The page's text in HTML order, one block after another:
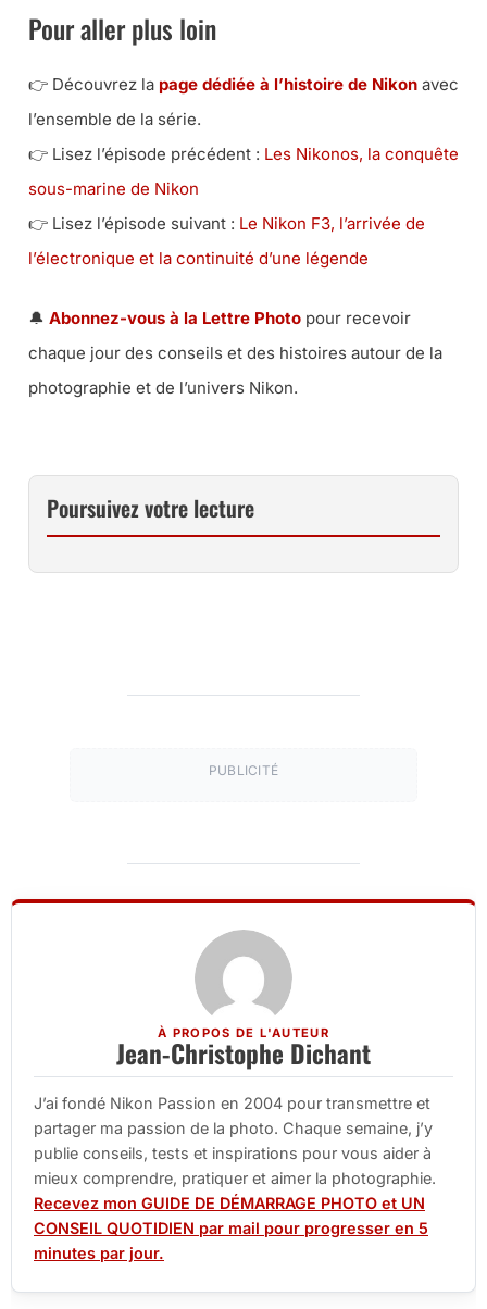
Pour aller plus loin
👉 Découvrez la page dédiée à l’histoire de Nikon avec
l’ensemble de la série.
👉 Lisez l’épisode précédent : Les Nikonos, la conquête
sous-marine de Nikon
👉 Lisez l’épisode suivant : Le Nikon F3, l’arrivée de
l’électronique et la continuité d’une légende
🔔 Abonnez-vous à la Lettre Photo pour recevoir
chaque jour des conseils et des histoires autour de la
photographie et de l’univers Nikon.
Poursuivez votre lecture
PUBLICITÉ
À PROPOS DE L'AUTEUR
Jean-Christophe Dichant
J’ai fondé Nikon Passion en 2004 pour transmettre et
partager ma passion de la photo. Chaque semaine, j’y
publie conseils, tests et inspirations pour vous aider à
mieux comprendre, pratiquer et aimer la photographie.
Recevez mon GUIDE DE DÉMARRAGE PHOTO et UN
CONSEIL QUOTIDIEN par mail pour progresser en 5
minutes par jour.